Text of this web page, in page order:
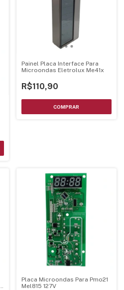
Painel Placa Interface Para
Microondas Eletrolux Me41x
R$110,90
Placa Microondas Para Pmo21
Mel815 127V